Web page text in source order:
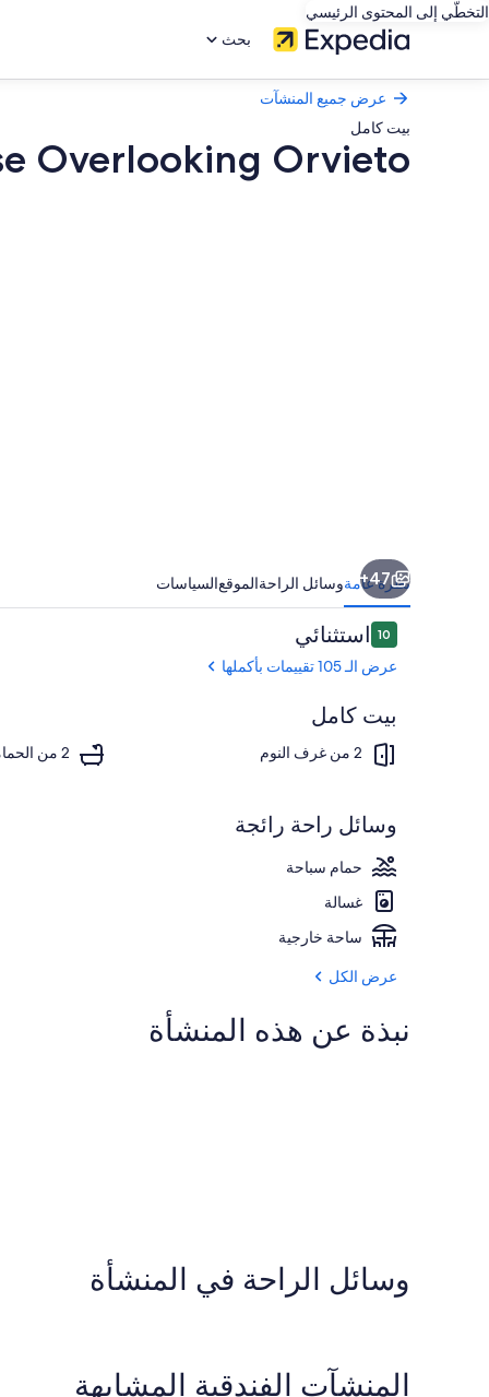
التخطّي إلى المحتوى الرئيسي
بحث
عرض جميع المنشآت
بيت كامل
Overlooking Orvieto
المنشأة من
47+
نظرة عامةوسائل الراحةالموقعالسياسات
التقييمات
10
10 من 10 استثنائي
عرض الـ 105 تقييمات بأكملها
بيت كامل
2 من غرف النوم 2 من الحمامات
وسائل راحة رائجة
حمام سباحة
غسالة
ساحة خارجية
عرض الكل
نبذة عن هذه المنشأة
وسائل الراحة في المنشأة
المنشآت الفندقية المشابهة